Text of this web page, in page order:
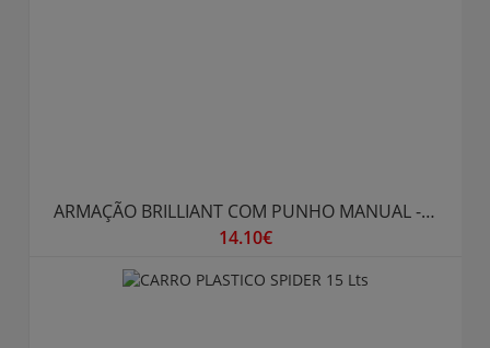
ARMAÇÃO BRILLIANT COM PUNHO MANUAL - 30cm
14.10€